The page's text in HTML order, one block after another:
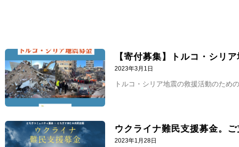
【寄付募集】トルコ・シリ
2023年3月1日
トルコ・シリア地震の救援活動のため
ウクライナ難民支援募金。ご
2023年1月28日